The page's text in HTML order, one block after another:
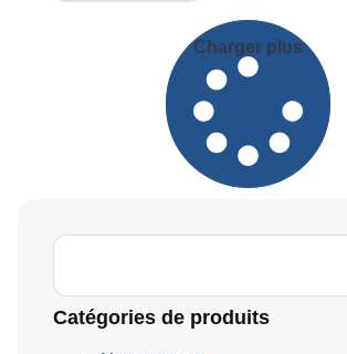
Charger plus
Catégories de produits